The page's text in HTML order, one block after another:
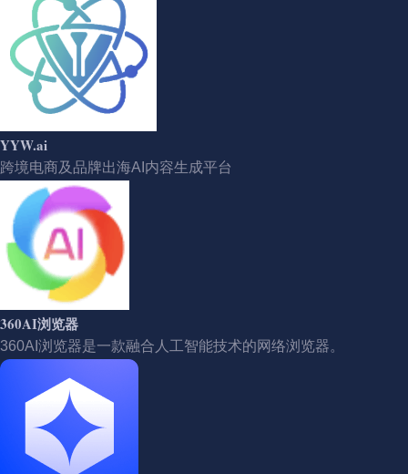
YYW.ai
跨境电商及品牌出海AI内容生成平台
360AI浏览器
360AI浏览器是一款融合人工智能技术的网络浏览器。